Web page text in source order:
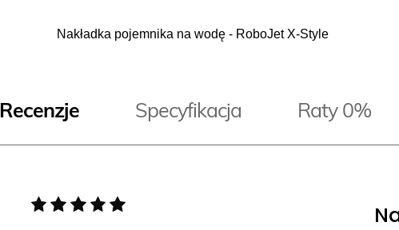
Nakładka pojemnika na wodę - RoboJet X-Style
Recenzje Specyfikacja Raty 0%